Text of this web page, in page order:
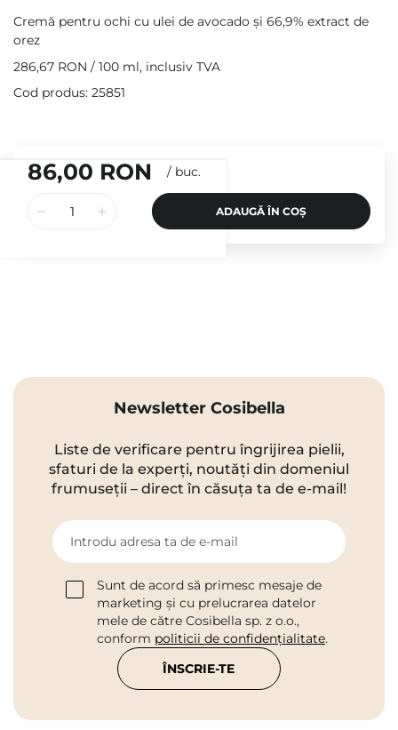
86,00 RON / buc.
ADAUGĂ ÎN COȘ
Cremă pentru ochi cu ulei de avocado și 66,9% extract de
orez
286,67 RON / 100 ml, inclusiv TVA
Cod produs: 25851
Newsletter Cosibella
Liste de verificare pentru îngrijirea pielii,
sfaturi de la experți, noutăți din domeniul
frumuseții – direct în căsuța ta de e-mail!
Introdu adresa ta de e-mail
Sunt de acord să primesc mesaje de
marketing și cu prelucrarea datelor
mele de către Cosibella sp. z o.o.,
conform politicii de confidențialitate.
ÎNSCRIE-TE